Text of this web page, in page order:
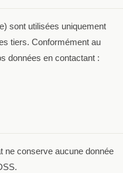
sont utilisées uniquement
tiers. Conformément au
données en contactant :
ne conserve aucune donnée